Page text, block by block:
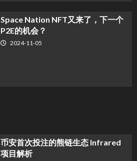
Space Nation NFT又来了，下一个
P2E的机会？
2024-11-05
币安首次投注的熊链生态 Infrared
项目解析